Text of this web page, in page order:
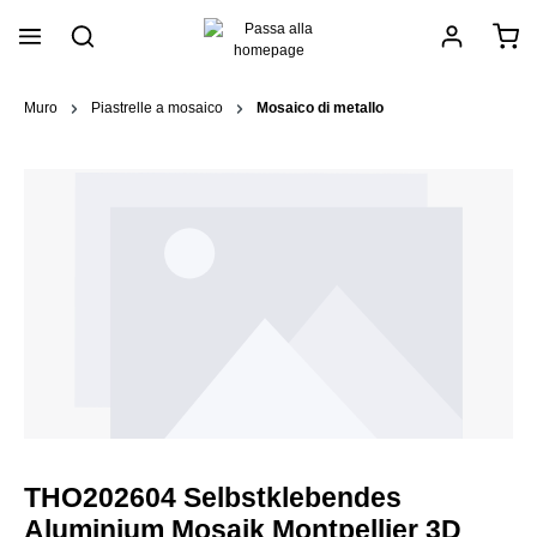
principale
Muro Piastrelle a mosaico Mosaico di metallo
THO202604 Selbstklebendes
Aluminium Mosaik Montpellier 3D